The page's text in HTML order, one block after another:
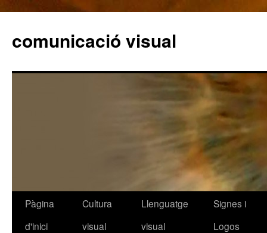
comunicació visual
Vés
Pàgina
d'inici
Cultura
visual
Llenguatge
visual
Signes i
Logos